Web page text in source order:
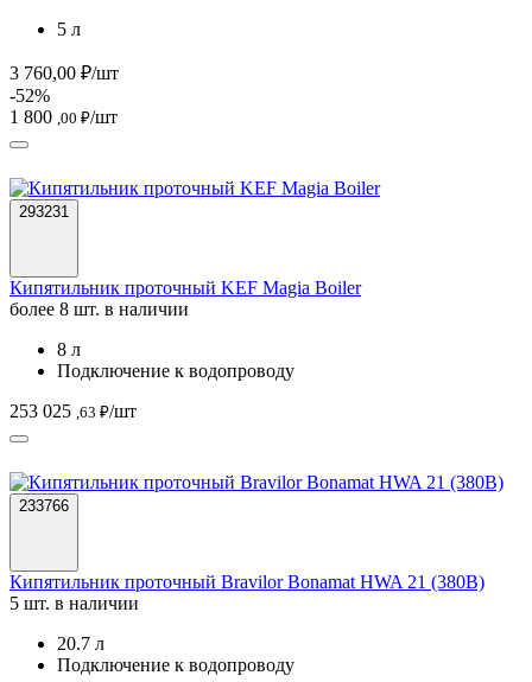
5 л
3 760,00 ₽/шт
-52%
1 800 ,00 ₽/шт
293231
Кипятильник проточный KEF Magia Boiler
более 8 шт. в наличии
8 л
Подключение к водопроводу
253 025 ,63 ₽/шт
233766
Кипятильник проточный Bravilor Bonamat HWA 21 (380В)
5 шт. в наличии
20.7 л
Подключение к водопроводу